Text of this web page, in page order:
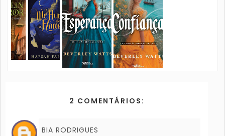
2 COMENTÁRIOS:
BIA RODRIGUES